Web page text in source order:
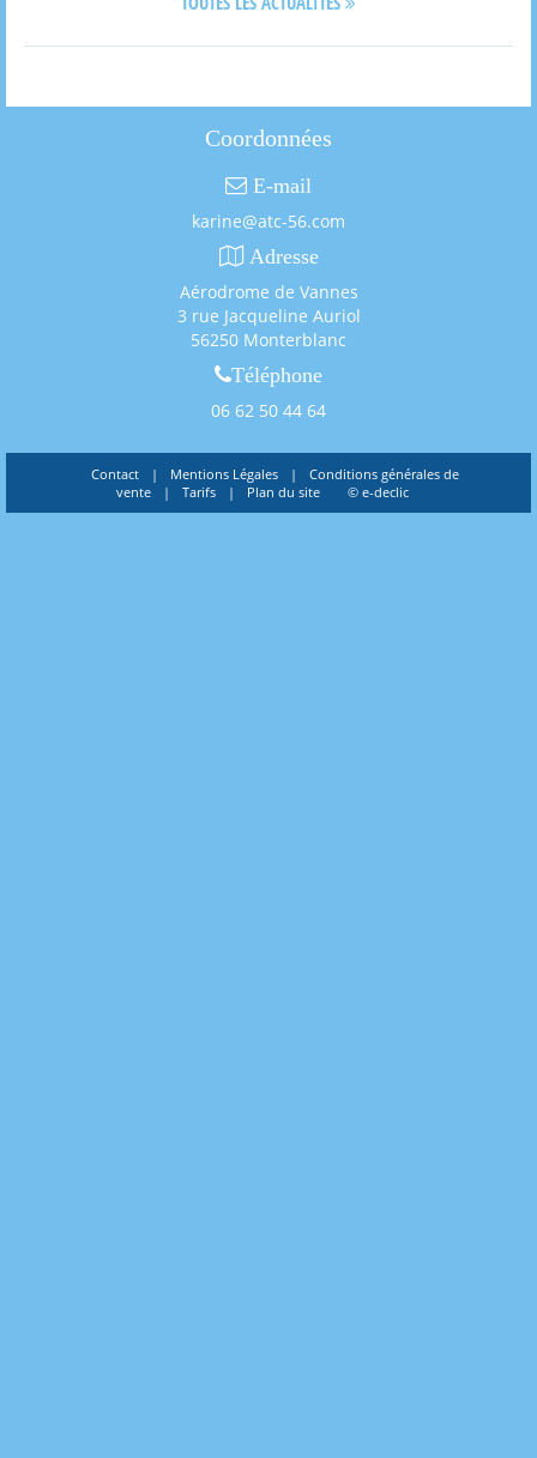
Coordonnées
 E-mail
karine@atc-56.com
 Adresse
Aérodrome de Vannes
3 rue Jacqueline Auriol
56250 Monterblanc
Téléphone
06 62 50 44 64
Contact | Mentions Légales |
Conditions générales de
vente
| Tarifs | Plan du site © e-declic